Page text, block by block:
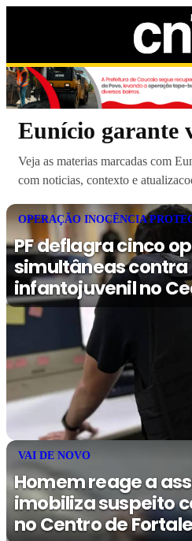
Eunício garante
Veja as materias marcadas com
com noticias, contexto e
OPERAÇÃO INOCÊNCIA
PF deflagra cinco
simultâneas contra
infantojuvenil no
VAI DE NOVO
Homem reage a
imobiliza suspeito
no Centro de